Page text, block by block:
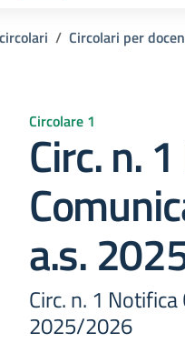
Circolari per
Circolare 1
Circ. n.
a.s.
Circ. n. 1
2025/2026